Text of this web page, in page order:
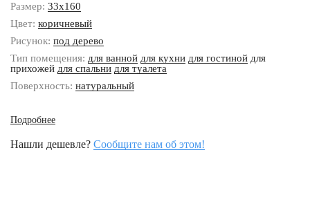
Размер: 33x160
Цвет: коричневый
Рисунок: под дерево
Тип помещения: для ванной для кухни для гостиной для
прихожей для спальни для туалета
Поверхность: натуральный
Подробнее
Нашли дешевле? Сообщите нам об этом!